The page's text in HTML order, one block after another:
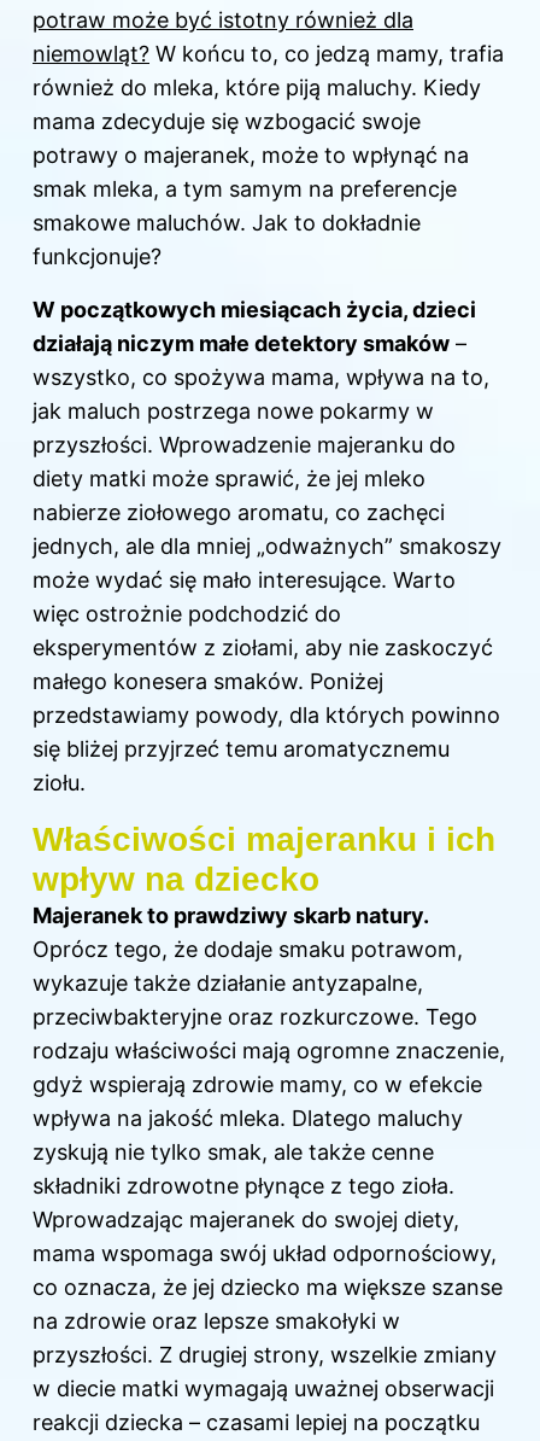
potraw może być istotny również dla
niemowląt? W końcu to, co jedzą mamy, trafia
również do mleka, które piją maluchy. Kiedy
mama zdecyduje się wzbogacić swoje
potrawy o majeranek, może to wpłynąć na
smak mleka, a tym samym na preferencje
smakowe maluchów. Jak to dokładnie
funkcjonuje?
W początkowych miesiącach życia, dzieci
działają niczym małe detektory smaków –
wszystko, co spożywa mama, wpływa na to,
jak maluch postrzega nowe pokarmy w
przyszłości. Wprowadzenie majeranku do
diety matki może sprawić, że jej mleko
nabierze ziołowego aromatu, co zachęci
jednych, ale dla mniej „odważnych” smakoszy
może wydać się mało interesujące. Warto
więc ostrożnie podchodzić do
eksperymentów z ziołami, aby nie zaskoczyć
małego konesera smaków. Poniżej
przedstawiamy powody, dla których powinno
się bliżej przyjrzeć temu aromatycznemu
ziołu.
Właściwości majeranku i ich
wpływ na dziecko
Majeranek to prawdziwy skarb natury.
Oprócz tego, że dodaje smaku potrawom,
wykazuje także działanie antyzapalne,
przeciwbakteryjne oraz rozkurczowe. Tego
rodzaju właściwości mają ogromne znaczenie,
gdyż wspierają zdrowie mamy, co w efekcie
wpływa na jakość mleka. Dlatego maluchy
zyskują nie tylko smak, ale także cenne
składniki zdrowotne płynące z tego zioła.
Wprowadzając majeranek do swojej diety,
mama wspomaga swój układ odpornościowy,
co oznacza, że jej dziecko ma większe szanse
na zdrowie oraz lepsze smakołyki w
przyszłości. Z drugiej strony, wszelkie zmiany
w diecie matki wymagają uważnej obserwacji
reakcji dziecka – czasami lepiej na początku